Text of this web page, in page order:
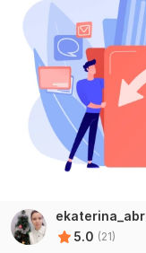
5.0 (21)